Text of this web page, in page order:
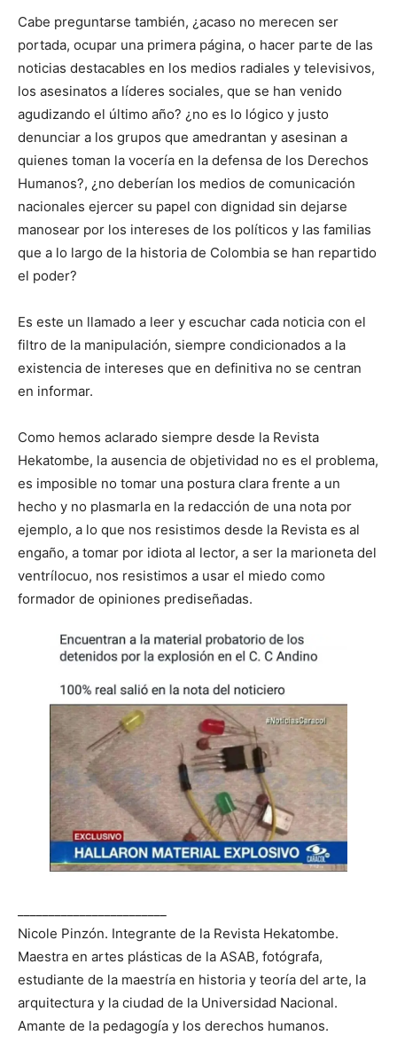
Cabe preguntarse también, ¿acaso no merecen ser
portada, ocupar una primera página, o hacer parte de las
noticias destacables en los medios radiales y televisivos,
los asesinatos a líderes sociales, que se han venido
agudizando el último año? ¿no es lo lógico y justo
denunciar a los grupos que amedrantan y asesinan a
quienes toman la vocería en la defensa de los Derechos
Humanos?, ¿no deberían los medios de comunicación
nacionales ejercer su papel con dignidad sin dejarse
manosear por los intereses de los políticos y las familias
que a lo largo de la historia de Colombia se han repartido
el poder?
Es este un llamado a leer y escuchar cada noticia con el
filtro de la manipulación, siempre condicionados a la
existencia de intereses que en definitiva no se centran
en informar.
Como hemos aclarado siempre desde la Revista
Hekatombe, la ausencia de objetividad no es el problema,
es imposible no tomar una postura clara frente a un
hecho y no plasmarla en la redacción de una nota por
ejemplo, a lo que nos resistimos desde la Revista es al
engaño, a tomar por idiota al lector, a ser la marioneta del
ventrílocuo, nos resistimos a usar el miedo como
formador de opiniones prediseñadas.
Nicole Pinzón. Integrante de la Revista Hekatombe.
Maestra en artes plásticas de la ASAB, fotógrafa,
estudiante de la maestría en historia y teoría del arte, la
arquitectura y la ciudad de la Universidad Nacional.
Amante de la pedagogía y los derechos humanos.